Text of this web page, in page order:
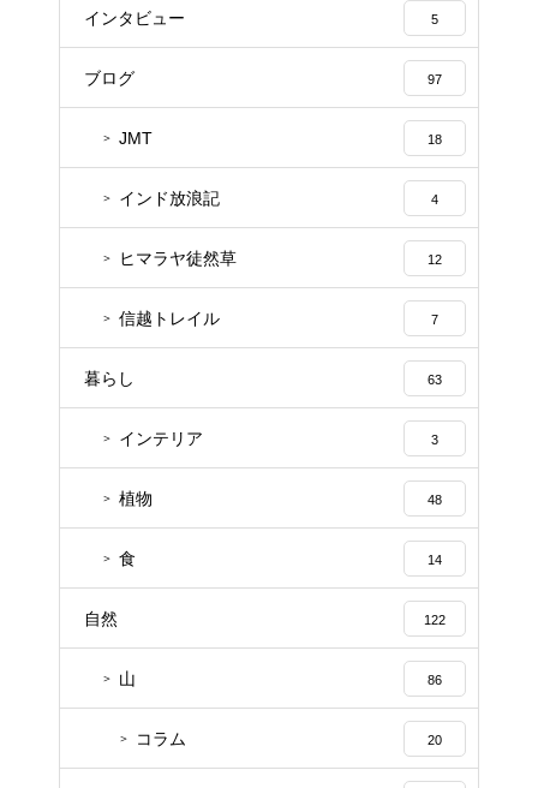
インタビュー 5
ブログ 97
JMT 18
インド放浪記 4
ヒマラヤ徒然草 12
信越トレイル 7
暮らし 63
インテリア 3
植物 48
食 14
自然 122
山 86
コラム 20